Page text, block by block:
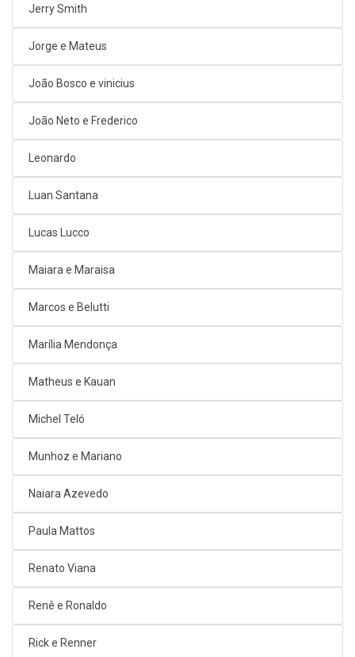
Jerry Smith
Jorge e Mateus
João Bosco e vinicius
João Neto e Frederico
Leonardo
Luan Santana
Lucas Lucco
Maiara e Maraisa
Marcos e Belutti
Marília Mendonça
Matheus e Kauan
Michel Teló
Munhoz e Mariano
Naiara Azevedo
Paula Mattos
Renato Viana
Renê e Ronaldo
Rick e Renner